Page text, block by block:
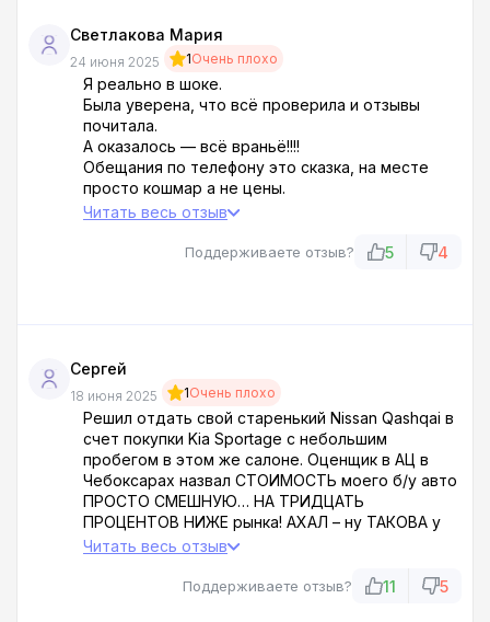
Светлакова Мария
24 июня 2025 1Очень плохо
Я реально в шоке.
Была уверена, что всё проверила и отзывы
почитала.
А оказалось — всё враньё!!!!
Обещания по телефону это сказка, на месте
просто кошмар а не цены.
И ставка высокая, и стоимость другая, и трейд-
Читать весь отзыв
Поддерживаете отзыв? 5 4
Сергей
18 июня 2025 1Очень плохо
Решил отдать свой старенький Nissan Qashqai в
счет покупки Kia Sportage с небольшим
пробегом в этом же салоне. Оценщик в АЦ в
Чебоксарах назвал СТОИМОСТЬ моего б/у авто
ПРОСТО СМЕШНУЮ… НА ТРИДЦАТЬ
ПРОЦЕНТОВ НИЖЕ рынка! АХАЛ – ну ТАКОВА у
них процедура!! У других мне предложили
НАСТОЯЩИЙ ГРАБЕЖ на trade-in, они ПРОСТО
Читать весь отзыв
Поддерживаете отзыв? 11 5